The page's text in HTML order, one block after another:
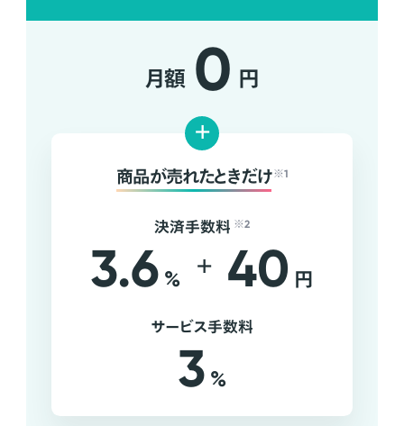
月額 0 円
+
商品が売れたときだけ ※1
決済手数料 ※2
3.6 % + 40 円
サービス手数料
3 %